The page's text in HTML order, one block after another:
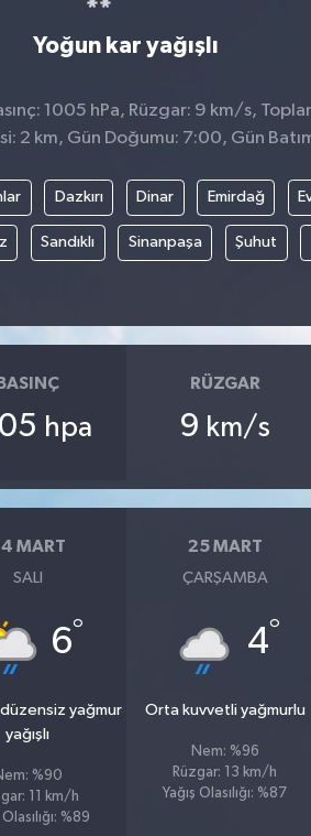
Yoğun kar yağışlı
1005 hPa, Rüzgar: 9 km/s,
2 km, Gün Doğumu: 7:00, Gün
Dazkırı Dinar Emirdağ
Sandıklı Sinanpaşa Şuhut
BASINÇ
hpa
RÜZGAR
9 km/s
MART
SALI
6°
yağmur
yağışlı
%90
11 km/h
Olasılığı: %89
25 MART
ÇARŞAMBA
4°
Orta kuvvetli yağmurlu
Nem: %96
Rüzgar: 13 km/h
Yağış Olasılığı: %87